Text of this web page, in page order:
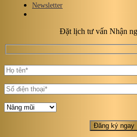
Newsletter
Đặt lịch tư vấn Nhận